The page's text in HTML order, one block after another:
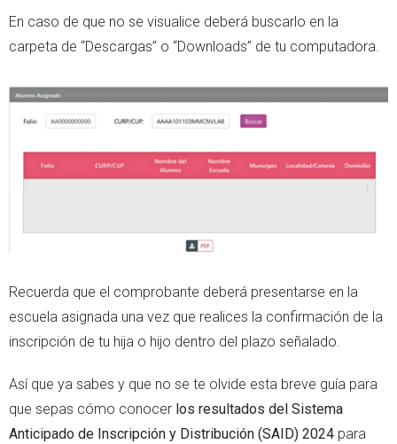
En caso de que no se visualice deberá buscarlo en la
carpeta de “Descargas” o “Downloads” de tu computadora.
Recuerda que el comprobante deberá presentarse en la
escuela asignada una vez que realices la confirmación de la
inscripción de tu hija o hijo dentro del plazo señalado.
Así que ya sabes y que no se te olvide esta breve guía para
que sepas cómo conocer los resultados del Sistema
Anticipado de Inscripción y Distribución (SAID) 2024 para